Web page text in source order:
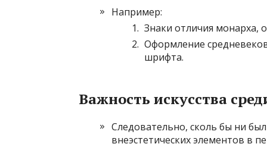
Например:
Знаки отличия монарха,
Оформление
шрифта.
Важность искусства
Следовательно, сколь бы ни
внеэстетических элементов в